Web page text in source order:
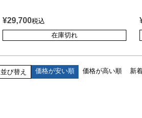
¥29,700税込
在庫切れ
並び替え 価格が安い順 価格が高い順 新